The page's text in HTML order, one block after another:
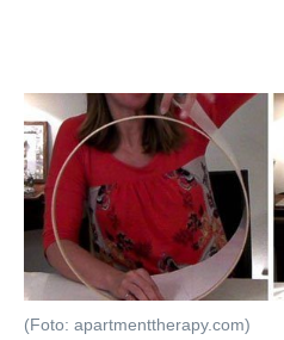
(Foto: apartmenttherapy.com)